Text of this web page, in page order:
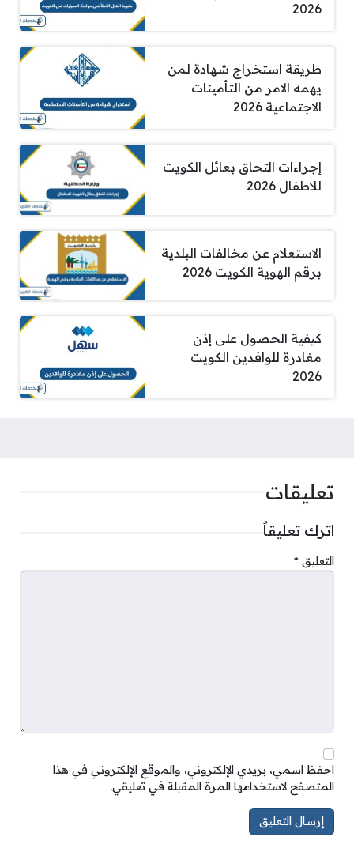
2026
طريقة استخراج شهادة لمن
يهمه الامر من التأمينات
الاجتماعية 2026
إجراءات التحاق بعائل الكويت
للاطفال 2026
الاستعلام عن مخالفات البلدية
برقم الهوية الكويت 2026
كيفية الحصول على إذن
مغادرة للوافدين الكويت
2026
تعليقات
اترك تعليقاً
التعليق *
احفظ اسمي، بريدي الإلكتروني، والموقع الإلكتروني في هذا
المتصفح لاستخدامها المرة المقبلة في تعليقي.